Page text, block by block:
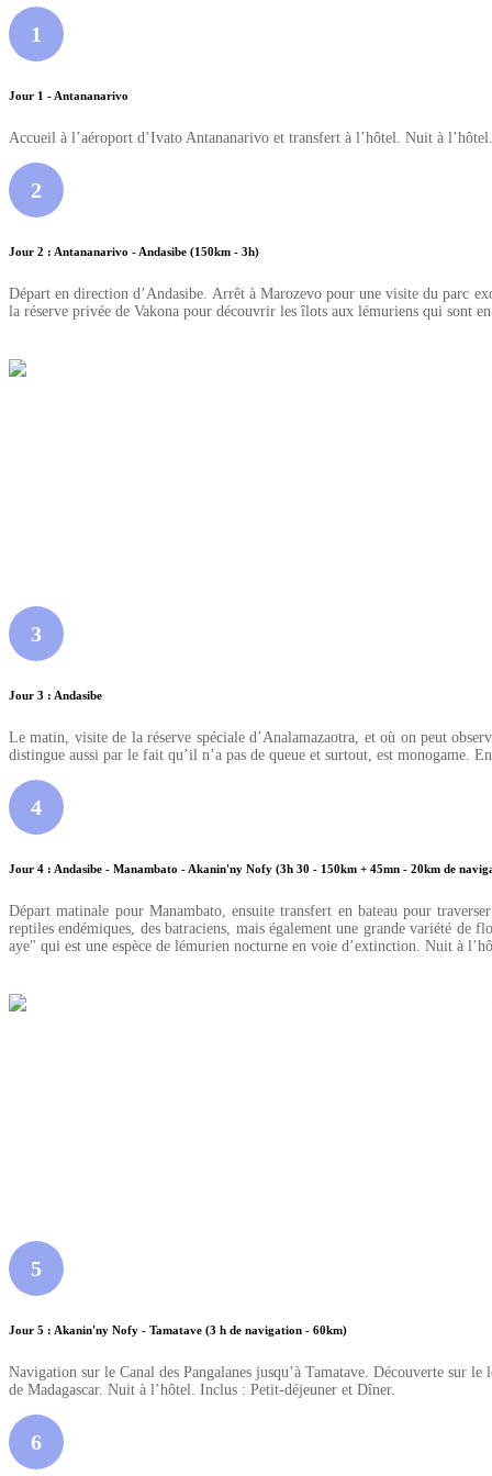
1
Jour 1 - Antananarivo
Accueil à l’aéroport d’Ivato Antananarivo et transfert à l’hôtel. Nuit à l’hôtel.
2
Jour 2 : Antananarivo - Andasibe (150km - 3h)
Départ en direction d’Andasibe. Arrêt à Marozevo pour une visite du parc
la réserve privée de Vakona pour découvrir les îlots aux lémuriens qui sont
3
Jour 3 : Andasibe
Le matin, visite de la réserve spéciale d’Analamazaotra, et où on peut
distingue aussi par le fait qu’il n’a pas de queue et surtout, est monogame.
4
Jour 4 : Andasibe - Manambato - Akanin'ny Nofy (3h 30 - 150km + 45mn - 20km de
Départ matinale pour Manambato, ensuite transfert en bateau pour
reptiles endémiques, des batraciens, mais également une grande variété
aye" qui est une espèce de lémurien nocturne en voie d’extinction. Nuit à
5
Jour 5 : Akanin'ny Nofy - Tamatave (3 h de navigation - 60km)
Navigation sur le Canal des Pangalanes jusqu’à Tamatave. Découverte
de Madagascar. Nuit à l’hôtel. Inclus : Petit-déjeuner et Dîner.
6